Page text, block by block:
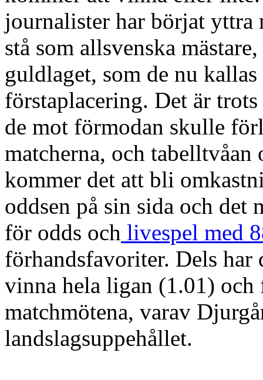
journalister har börjat
stå som allsvenska
guldlaget, som de nu
förstaplacering. Det är
de mot förmodan skulle
matcherna, och
kommer det att bli
oddsen på sin sida och det
för odds och livespel med
förhandsfavoriter. Dels har
vinna hela ligan (1.01)
matchmötena, varav
landslagsuppehållet.